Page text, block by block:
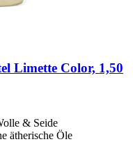
Limette Color, 1,50
& Seide
ätherische Öle